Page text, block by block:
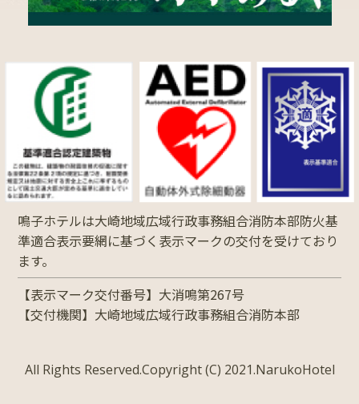
鳴子ホテルは大崎地域広域行政事務組合消防本部防火基
準適合表示要網に基づく表示マークの交付を受けており
ます。
【表示マーク交付番号】大消鳴第267号
【交付機関】大崎地域広域行政事務組合消防本部
All Rights Reserved.Copyright (C) 2021.NarukoHotel